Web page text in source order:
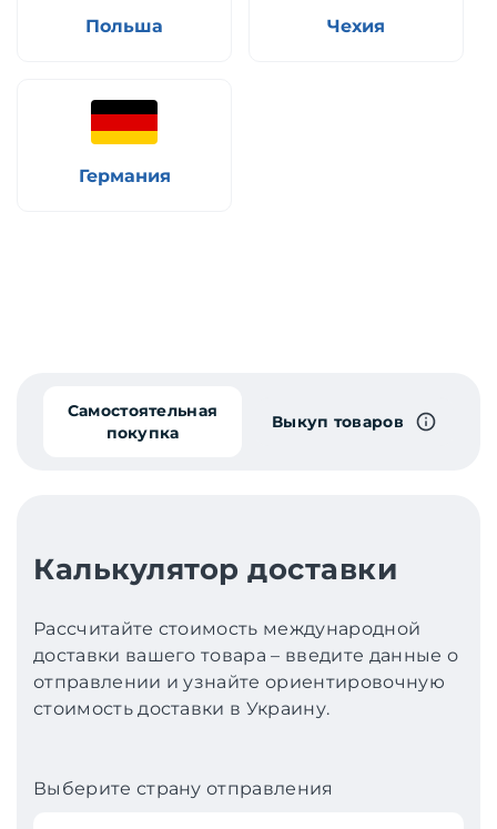
Польша Чехия
Германия
Самостоятельная
покупка
Выкуп товаров
Калькулятор доставки
Рассчитайте стоимость международной
доставки вашего товара – введите данные о
отправлении и узнайте ориентировочную
стоимость доставки в Украину.
Выберите страну отправления